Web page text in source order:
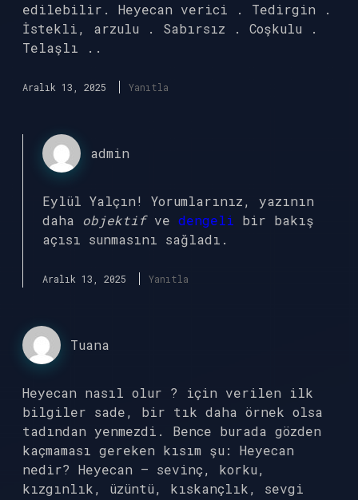
edilebilir. Heyecan verici . Tedirgin .
İstekli, arzulu . Sabırsız . Coşkulu .
Telaşlı ..
Aralık 13, 2025 Yanıtla
admin
Eylül Yalçın! Yorumlarınız, yazının
daha objektifve dengeli bir bakış
açısı sunmasını sağladı.
Aralık 13, 2025 Yanıtla
Tuana
Heyecan nasıl olur ? için verilen ilk
bilgiler sade, bir tık daha örnek olsa
tadından yenmezdi. Bence burada gözden
kaçmaması gereken kısım şu: Heyecan
nedir? Heyecan — sevinç, korku,
kızgınlık, üzüntü, kıskançlık, sevgi